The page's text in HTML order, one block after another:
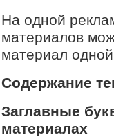
На одной
материалов
материал
Содержание
Заглавные
материалах